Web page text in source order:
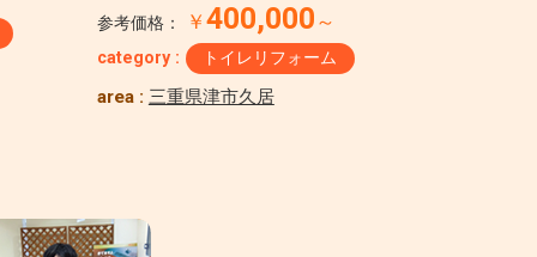
参考価格： ￥ 400,000 ～
category : トイレリフォーム
area : 三重県津市久居